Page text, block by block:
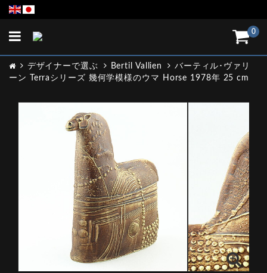
0
Toggle
デザイナーで選ぶ Bertil Vallien
バーティル･ヴァリ
ーン Terraシリーズ 幾何学模様のウマ Horse 1978年 25 cm